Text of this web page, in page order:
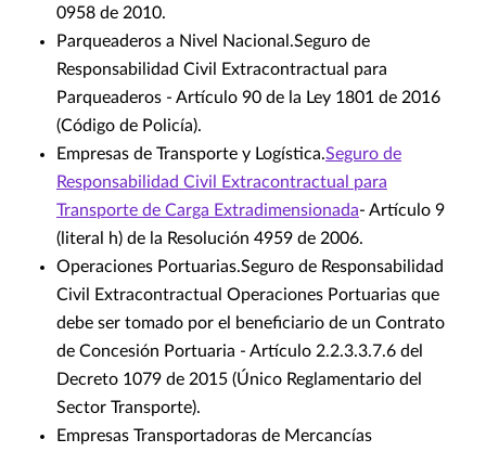
0958 de 2010.
Parqueaderos a Nivel Nacional.Seguro de
Responsabilidad Civil Extracontractual para
Parqueaderos - Artículo 90 de la Ley 1801 de 2016
(Código de Policía).
Empresas de Transporte y Logística.Seguro de
Responsabilidad Civil Extracontractual para
Transporte de Carga Extradimensionada- Artículo 9
(literal h) de la Resolución 4959 de 2006.
Operaciones Portuarias.Seguro de Responsabilidad
Civil Extracontractual Operaciones Portuarias que
debe ser tomado por el beneficiario de un Contrato
de Concesión Portuaria - Artículo 2.2.3.3.7.6 del
Decreto 1079 de 2015 (Único Reglamentario del
Sector Transporte).
Empresas Transportadoras de Mercancías